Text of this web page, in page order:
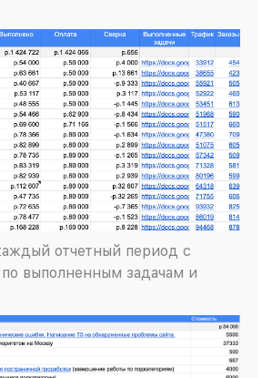
отчетный период с
выполненным задачам и